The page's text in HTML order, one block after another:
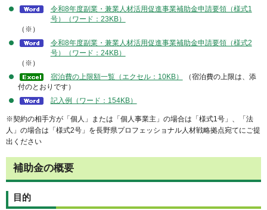
令和8年度副業・兼業人材活用促進事業補助金申請要領（様式1
号）（ワード：23KB）
（※）
令和8年度副業・兼業人材活用促進事業補助金申請要領（様式2
号）（ワード：24KB）
（※）
宿泊費の上限額一覧（エクセル：10KB）
（宿泊費の上限は、添
付のとおりです）
記入例（ワード：154KB）
※契約の相手方が「個人」または「個人事業主」の場合は「様式1号」、「法
人」の場合は「様式2号」を長野県プロフェッショナル人材戦略拠点宛てにご提
出ください
補助金の概要
目的